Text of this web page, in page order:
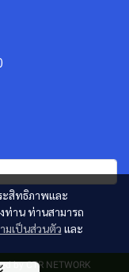
ะสิทธิภาพและ
ท่าน ท่านสามารถ
มเป็นส่วนตัว และ
by CTR NETWORK